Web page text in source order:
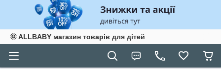
🌞 ALLBABY магазин товарів для дітей